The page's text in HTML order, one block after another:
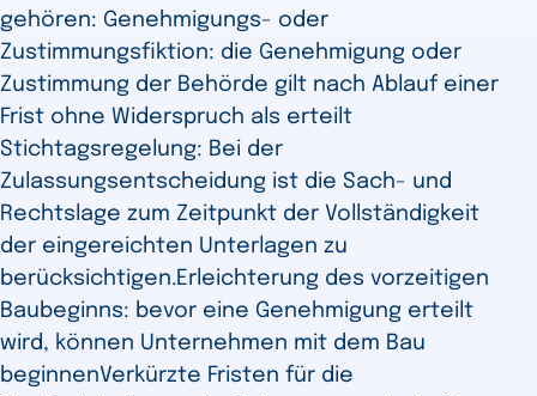
gehören: Genehmigungs- oder
Zustimmungsfiktion: die Genehmigung oder
Zustimmung der Behörde gilt nach Ablauf einer
Frist ohne Widerspruch als erteilt ​
Stichtagsregelung: Bei der
Zulassungsentscheidung ist die Sach- und
Rechtslage zum Zeitpunkt der Vollständigkeit
der eingereichten Unterlagen zu
berücksichtigen. ​Erleichterung des vorzeitigen
Baubeginns: bevor eine Genehmigung erteilt
wird, können Unternehmen mit dem Bau
beginnen ​Verkürzte Fristen für die